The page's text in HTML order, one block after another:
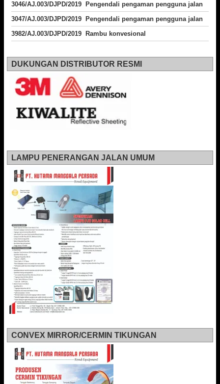
3046/AJ.003/DJPD/2019 Pengendali pengaman pengguna jalan
3047/AJ.003/DJPD/2019 Pengendali pengaman pengguna jalan
3982/AJ.003/DJPD/2019 Rambu konvesional
DUKUNGAN DISTRIBUTOR RESMI
LAMPU PENERANGAN JALAN UMUM
CONVEX MIRROR/CERMIN TIKUNGAN